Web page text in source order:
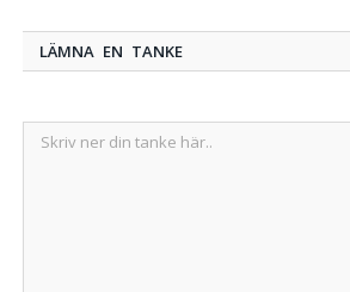
LÄMNA EN TANKE